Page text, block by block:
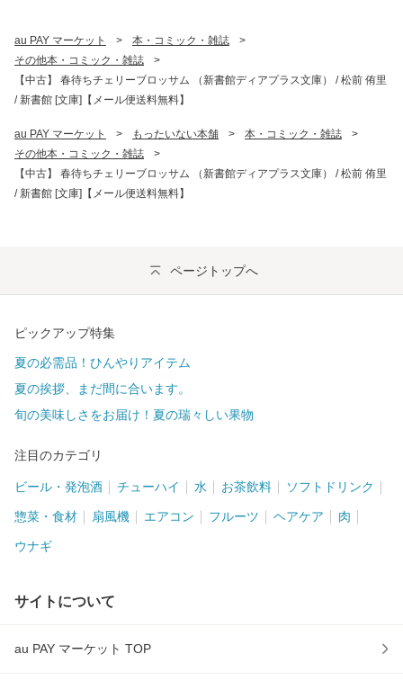
au PAY マーケット > 本・コミック・雑誌
>
その他本・コミック・雑誌
>
【中古】 春待ちチェリーブロッサム （新書館ディアプラス文庫） / 松前 侑里
/ 新書館 [文庫]【メール便送料無料】
au PAY マーケット > もったいない本舗 > 本・コミック・雑誌
>
その他本・コミック・雑誌
>
【中古】 春待ちチェリーブロッサム （新書館ディアプラス文庫） / 松前 侑里
/ 新書館 [文庫]【メール便送料無料】
ページトップへ
ピックアップ特集
夏の必需品！ひんやりアイテム
夏の挨拶、まだ間に合います。
旬の美味しさをお届け！夏の瑞々しい果物
注目のカテゴリ
ビール・発泡酒 チューハイ 水 お茶飲料 ソフトドリンク
惣菜・食材 扇風機 エアコン フルーツ ヘアケア 肉
ウナギ
サイトについて
au PAY マーケット TOP